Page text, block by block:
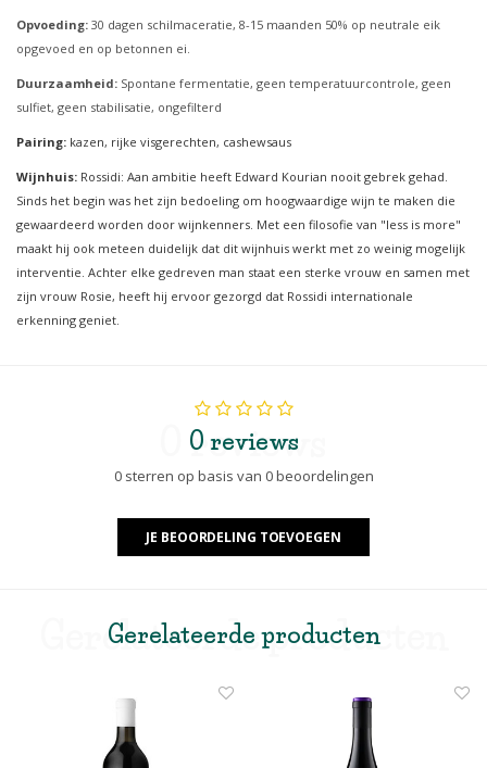
Opvoeding: 30 dagen schilmaceratie, 8-15 maanden 50% op neutrale eik
opgevoed en op betonnen ei.
Duurzaamheid: Spontane fermentatie, geen temperatuurcontrole, geen
sulfiet, geen stabilisatie, ongefilterd
Pairing: kazen, rijke visgerechten, cashewsaus
Wijnhuis: Rossidi: Aan ambitie heeft Edward Kourian nooit gebrek gehad.
Sinds het begin was het zijn bedoeling om hoogwaardige wijn te maken die
gewaardeerd worden door wijnkenners. Met een filosofie van "less is more"
maakt hij ook meteen duidelijk dat dit wijnhuis werkt met zo weinig mogelijk
interventie. Achter elke gedreven man staat een sterke vrouw en samen met
zijn vrouw Rosie, heeft hij ervoor gezorgd dat Rossidi internationale
erkenning geniet.
0 reviews
0 reviews
0 sterren op basis van 0 beoordelingen
JE BEOORDELING TOEVOEGEN
Gerelateerde producten
Gerelateerde producten